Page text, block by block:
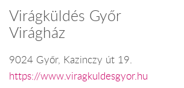
Virágküldés Győr
Virágház
9024 Győr, Kazinczy út 19.
https://www.viragkuldesgyor.hu